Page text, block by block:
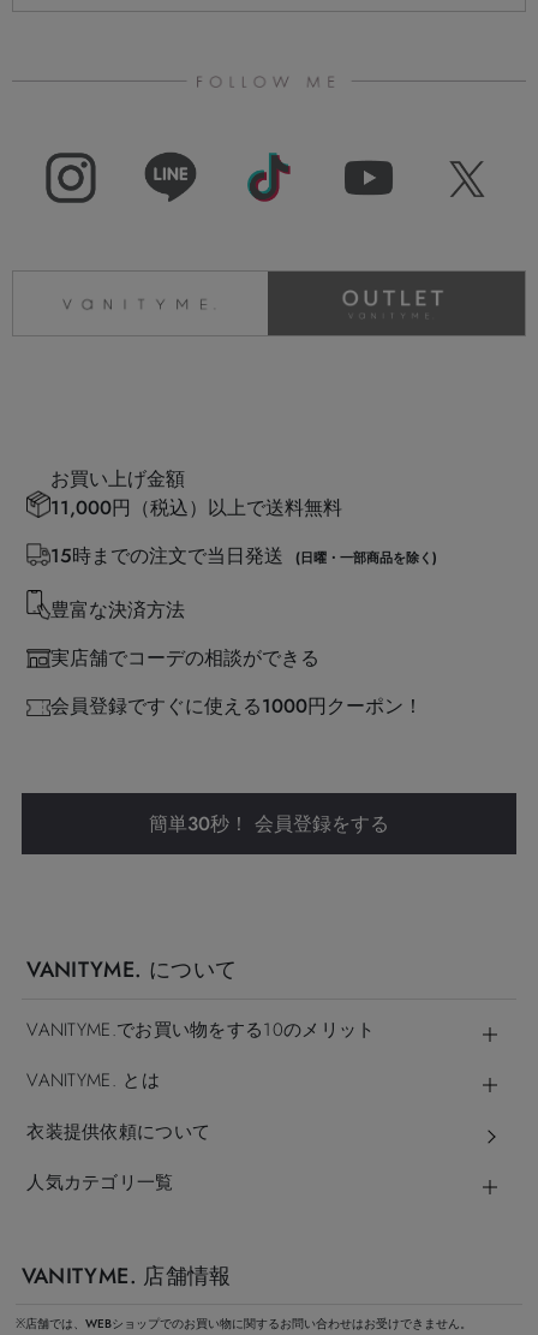
お買い上げ金額
11,000円（税込）以上で送料無料
15時までの注文で当日発送
(日曜・一部商品を除く)
豊富な決済方法
実店舗でコーデの相談ができる
会員登録ですぐに使える1000円クーポン！
簡単30秒！ 会員登録をする
VANITYME. について
VANITYME.でお買い物をする10のメリット
VANITYME. とは
衣装提供依頼について
人気カテゴリ一覧
VANITYME. 店舗情報
※店舗では、WEBショップでのお買い物に関するお問い合わせはお受けできません。